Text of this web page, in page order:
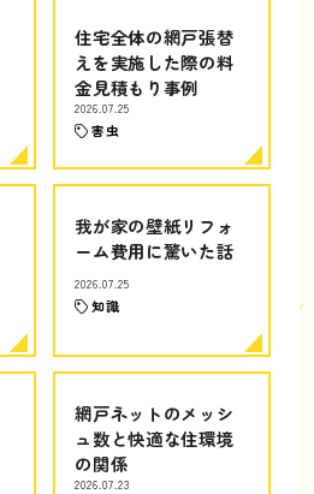
住宅全体の網戸張替
えを実施した際の料
金見積もり事例
2026.07.25
害虫
我が家の壁紙リフォ
ーム費用に驚いた話
2026.07.25
知識
網戸ネットのメッシ
ュ数と快適な住環境
の関係
2026.07.23